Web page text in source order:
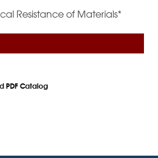
Resistance of Materials*
PDF Catalog